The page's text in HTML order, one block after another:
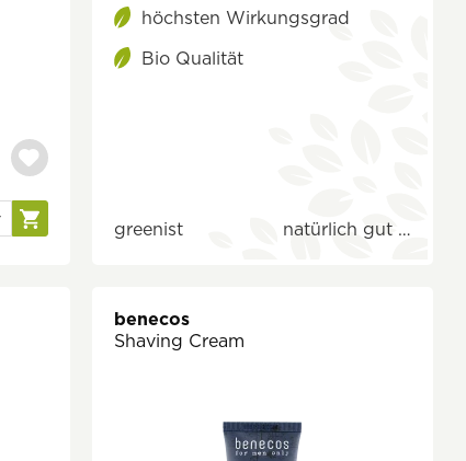
höchsten Wirkungsgrad
Bio Qualität
greenist natürlich gut …
benecos
Shaving Cream